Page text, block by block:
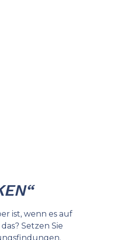
ist, wenn es auf
Setzen Sie